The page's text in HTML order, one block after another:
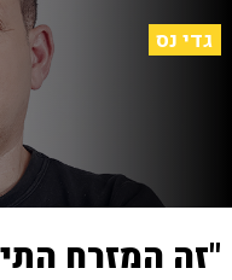
גדי נס
"זה המזרח